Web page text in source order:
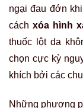
ngại đau đớn
cáchxóa hình
thuốc lột da
chọn cực kỳ
khích bởi các
Những phương